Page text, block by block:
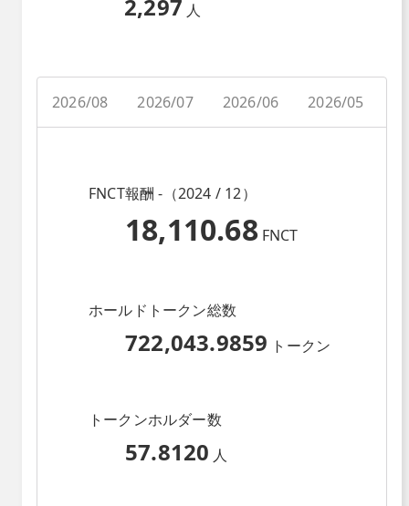
2,297 人
2026/08 2026/07 2026/06 2026/05
FNCT報酬 -（2024 / 12）
18,110.68 FNCT
ホールドトークン総数
722,043.9859 トークン
トークンホルダー数
57.8120 人